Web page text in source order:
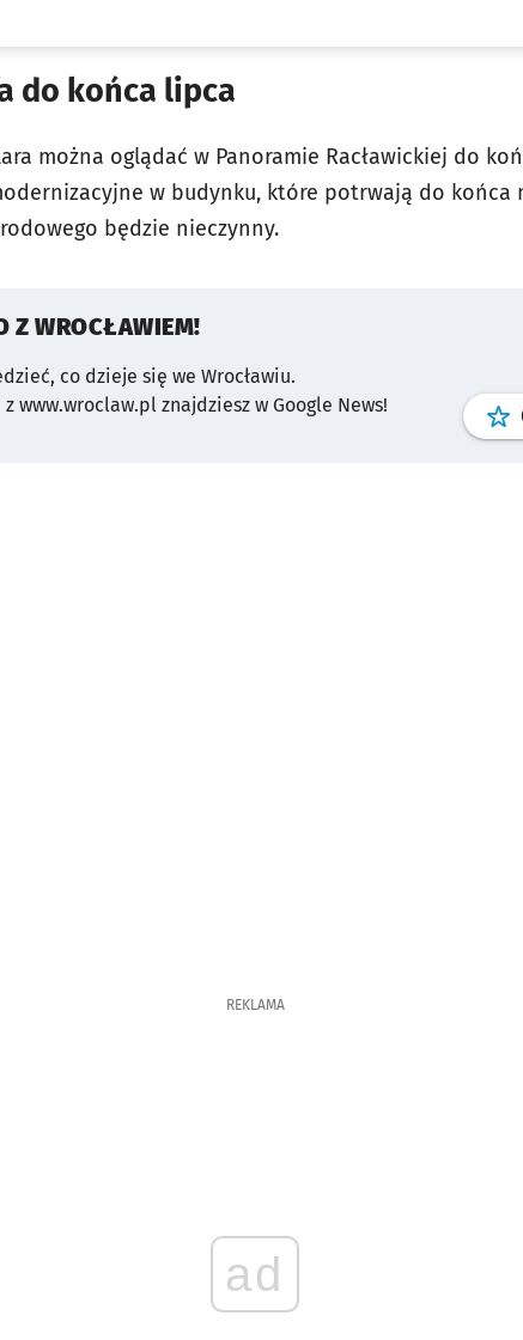
do końca lipca
można oglądać w Panoramie Racławickiej do
w budynku, które potrwają do końca
będzie nieczynny.
Z WROCŁAWIEM!
co dzieje się we Wrocławiu.
www.wroclaw.pl znajdziesz w Google News!
REKLAMA
ad